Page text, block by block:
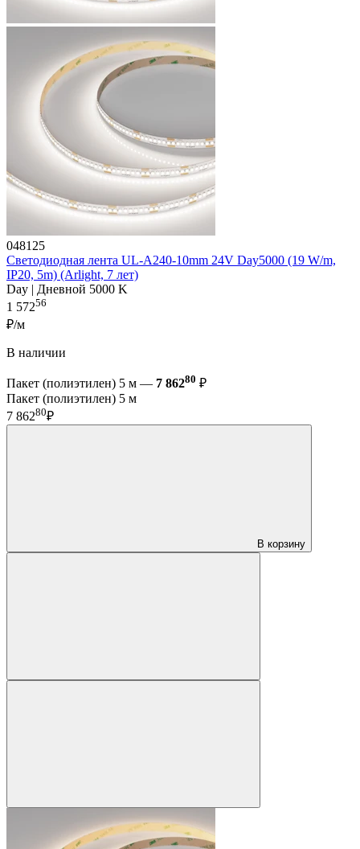
048125
Светодиодная лента UL-A240-10mm 24V Day5000 (19 W/m,
IP20, 5m) (Arlight, 7 лет)
Day | Дневной 5000 K
1 57256
₽/м
В наличии
Пакет (полиэтилен) 5 м — 7 86280 ₽
Пакет (полиэтилен) 5 м
7 86280₽
В корзину